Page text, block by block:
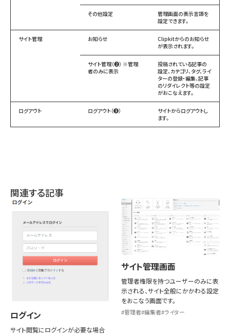
その他設定
管理画面の表示言語を
設定できます。
サイト管理 お知らせ
Clipkitからのお知らせ
が表示されます。
サイト管理（❷） ※管理
者のみに表示
投稿されている記事の
設定、カテゴリ、タグ、ライ
ターの登録・編集、記事
のリダイレクト等の設定
がおこなえます。
ログアウト ログアウト（❸）
サイトからログアウトし
ます。
関連する記事
ログイン
サイト閲覧にログインが必要な場合
サイト管理画面
管理者権限を持つユーザーのみに表
示される、サイト全般にかかわる設定
をおこなう画面です。
管理者 編集者 ライター